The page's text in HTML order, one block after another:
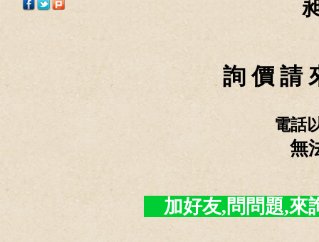
詢 價 請
電話
無
加好友,問問題,來